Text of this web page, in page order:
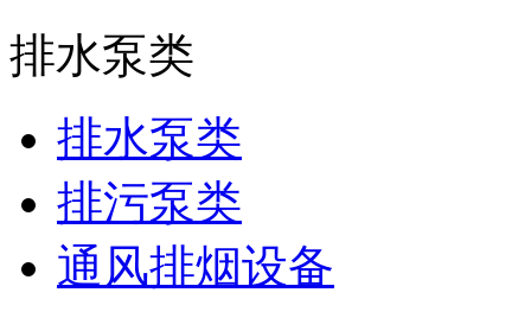
排水泵类
排水泵类
排污泵类
通风排烟设备